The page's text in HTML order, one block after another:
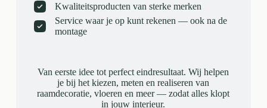
Kwaliteitsproducten van sterke merken
Service waar je op kunt rekenen — ook na de
montage
Van eerste idee tot perfect eindresultaat. Wij helpen
je bij het kiezen, meten en realiseren van
raamdecoratie, vloeren en meer — zodat alles klopt
in jouw interieur.